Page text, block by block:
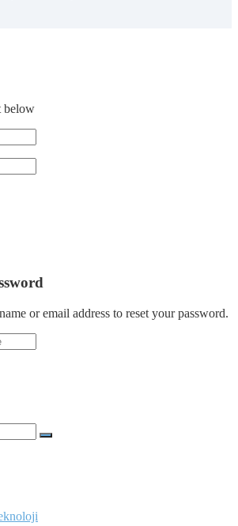
below
or email address to reset your password.